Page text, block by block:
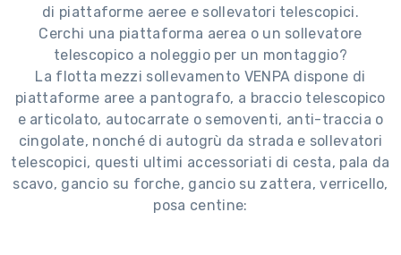
di piattaforme aeree e sollevatori telescopici.
Cerchi una piattaforma aerea o un sollevatore
telescopico a noleggio per un montaggio?
La flotta mezzi sollevamento VENPA dispone di
piattaforme aree a pantografo, a braccio telescopico
e articolato, autocarrate o semoventi, anti-traccia o
cingolate, nonché di autogrù da strada e sollevatori
telescopici, questi ultimi accessoriati di cesta, pala da
scavo, gancio su forche, gancio su zattera, verricello,
posa centine: